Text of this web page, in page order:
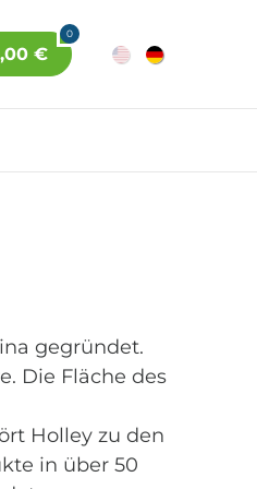
0
€
gegründet.
Die Fläche des
Holley zu den
in über 50